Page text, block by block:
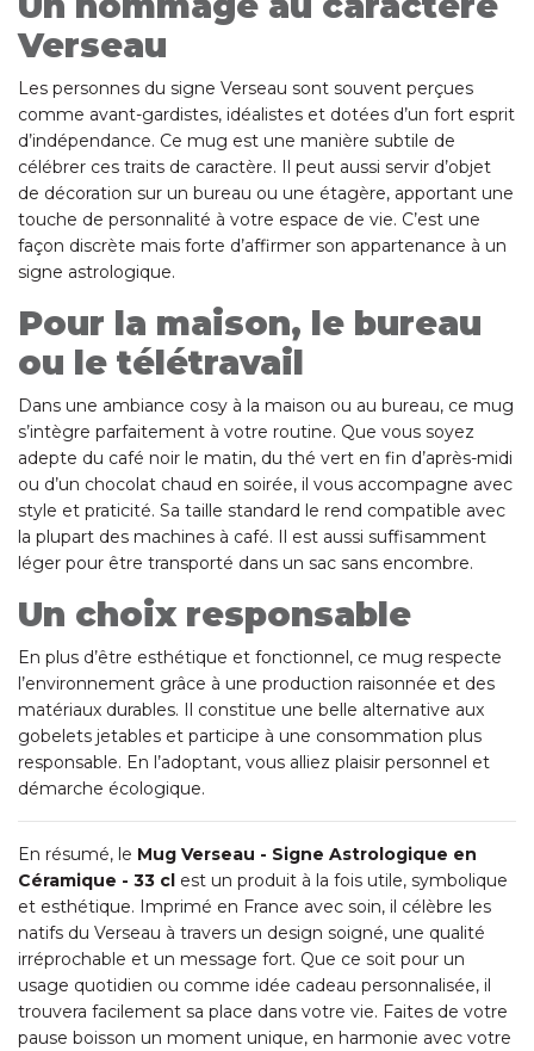
Verseau
Les personnes du signe Verseau sont souvent perçues
comme avant-gardistes, idéalistes et dotées d’un fort esprit
d’indépendance. Ce mug est une manière subtile de
célébrer ces traits de caractère. Il peut aussi servir d’objet
de décoration sur un bureau ou une étagère, apportant une
touche de personnalité à votre espace de vie. C’est une
façon discrète mais forte d’affirmer son appartenance à un
signe astrologique.
Pour la maison, le bureau
ou le télétravail
Dans une ambiance cosy à la maison ou au bureau, ce mug
s’intègre parfaitement à votre routine. Que vous soyez
adepte du café noir le matin, du thé vert en fin d’après-midi
ou d’un chocolat chaud en soirée, il vous accompagne avec
style et praticité. Sa taille standard le rend compatible avec
la plupart des machines à café. Il est aussi suffisamment
léger pour être transporté dans un sac sans encombre.
Un choix responsable
En plus d’être esthétique et fonctionnel, ce mug respecte
l’environnement grâce à une production raisonnée et des
matériaux durables. Il constitue une belle alternative aux
gobelets jetables et participe à une consommation plus
responsable. En l’adoptant, vous alliez plaisir personnel et
démarche écologique.
En résumé, le Mug Verseau - Signe Astrologique en
Céramique - 33 cl est un produit à la fois utile, symbolique
et esthétique. Imprimé en France avec soin, il célèbre les
natifs du Verseau à travers un design soigné, une qualité
irréprochable et un message fort. Que ce soit pour un
usage quotidien ou comme idée cadeau personnalisée, il
trouvera facilement sa place dans votre vie. Faites de votre
pause boisson un moment unique, en harmonie avec votre